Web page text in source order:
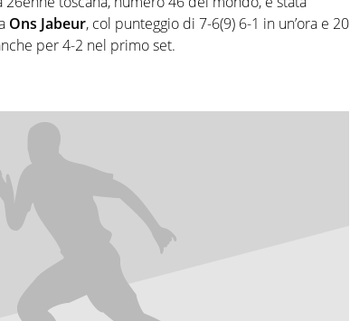
Ons Jabeur, col punteggio di 7-6(9) 6-1 in un’ora e 20
per 4-2 nel primo set.